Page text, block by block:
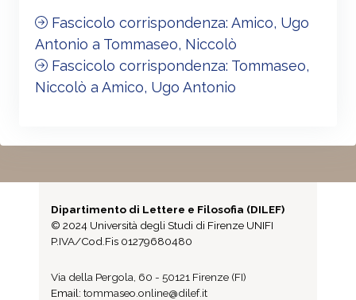
Fascicolo corrispondenza: Amico, Ugo
Antonio a Tommaseo, Niccolò
Fascicolo corrispondenza: Tommaseo,
Niccolò a Amico, Ugo Antonio
Dipartimento di Lettere e Filosofia (DILEF)
© 2024 Università degli Studi di Firenze UNIFI
P.IVA/Cod.Fis 01279680480
Via della Pergola, 60 - 50121 Firenze (FI)
Email: tommaseo.online@dilef.it